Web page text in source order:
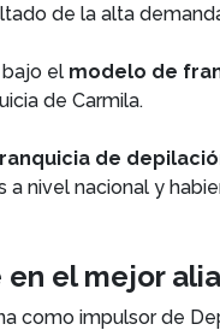
de la alta
el modelo de
de Carmila.
de
nivel nacional y
el mejor
como impulsor de